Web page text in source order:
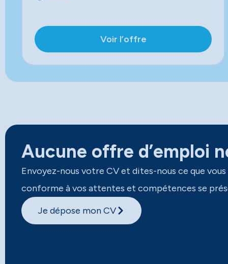
Voir l’offre
Aucune offre d’emploi
Envoyez-nous votre CV et dites-nous ce que
conforme à vos attentes et compétences se
Je dépose mon CV